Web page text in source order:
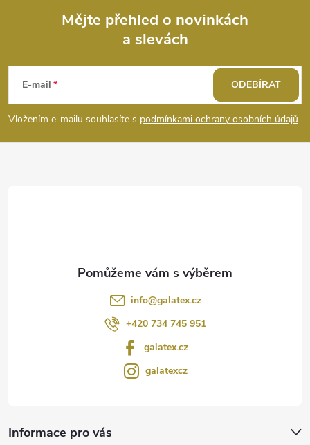
p
a
Mějte přehled o novinkách
a slevách
E-mail
Vložením e-mailu souhlasíte s podmínkami ochrany osobních údajů
ODEBÍRAT
info@galatex.cz
+420 734 745 951
galatex.cz
galatexcz
Informace pro vás